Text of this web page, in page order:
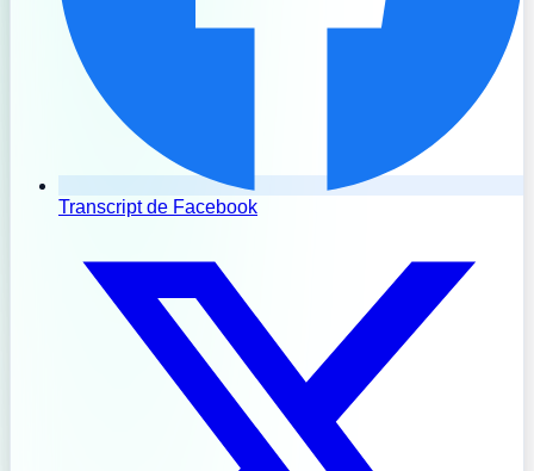
Transcript de Facebook